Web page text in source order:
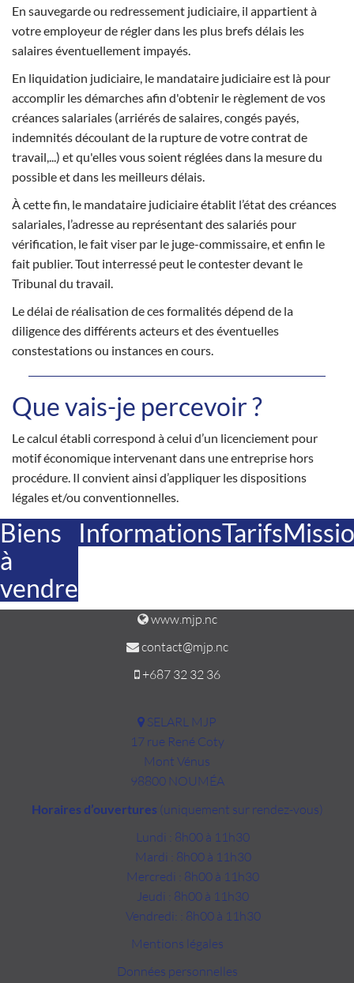
En sauvegarde ou redressement judiciaire, il appartient à
votre employeur de régler dans les plus brefs délais les
salaires éventuellement impayés.
En liquidation judiciaire, le mandataire judiciaire est là pour
accomplir les démarches afin d'obtenir le règlement de vos
créances salariales (arriérés de salaires, congés payés,
indemnités découlant de la rupture de votre contrat de
travail,...) et qu'elles vous soient réglées dans la mesure du
possible et dans les meilleurs délais.
À cette fin, le mandataire judiciaire établit l’état des créances
salariales, l’adresse au représentant des salariés pour
vérification, le fait viser par le juge-commissaire, et enfin le
fait publier. Tout interressé peut le contester devant le
Tribunal du travail.
Le délai de réalisation de ces formalités dépend de la
diligence des différents acteurs et des éventuelles
constestations ou instances en cours.
Que vais-je percevoir ?
Le calcul établi correspond à celui d’un licenciement pour
motif économique intervenant dans une entreprise hors
procédure. Il convient ainsi d’appliquer les dispositions
légales et/ou conventionnelles.
Biens
à
vendre
InformationsTarifs
www.mjp.nc
contact@mjp.nc
+687 32 32 36
SELARL MJP
17 rue René Coty
Mont Vénus
98800 NOUMÉA
Horaires d’ouvertures (uniquement sur rendez-vous)
Lundi : 8h00 à 11h30
Mardi : 8h00 à 11h30
Mercredi : 8h00 à 11h30
Jeudi : 8h00 à 11h30
Vendredi: : 8h00 à 11h30
Mentions légales
Données personnelles